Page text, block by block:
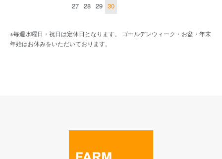
27 28 29 30
※毎週水曜日・祝日は定休日となります。 ゴールデンウィーク・お盆・年末
年始はお休みをいただいております。